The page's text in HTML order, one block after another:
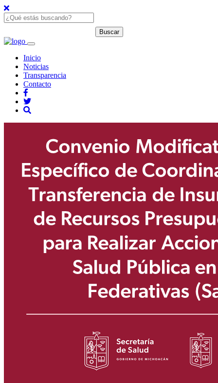
Inicio
Noticias
Transparencia
Contacto